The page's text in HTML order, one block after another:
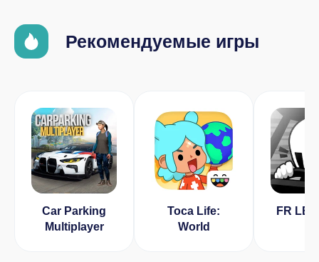
Рекомендуемые игры
Car Parking
Multiplayer
Toca Life:
World
FR